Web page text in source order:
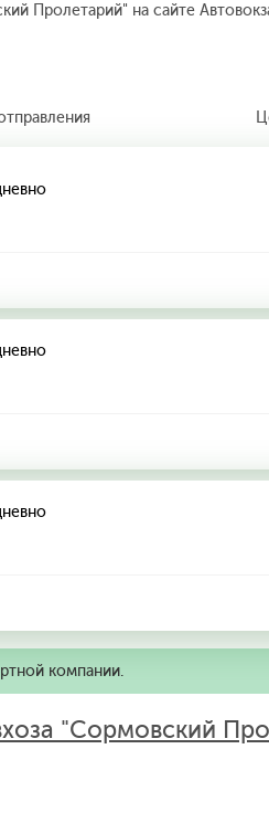
Пролетарий" на сайте
компании.
"Сормовский